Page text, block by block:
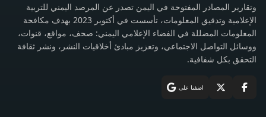
وتقارير المصادر المفتوحة في اليمن تصدر عن المرصد اليمني للتربية
الإعلامية وتدقيق المعلومات، تأسست في أكتوبر 2023 بهدف مكافحة
المعلومات المضللة في الفضاء الإعلامي اليمني: صحف، مواقع، قنوات،
ووسائل التواصل الاجتماعي، وتعزيز مبادئ أخلاقيات النشر، ونشر ثقافة
التحقق بكل شفافية.
اضفنا على